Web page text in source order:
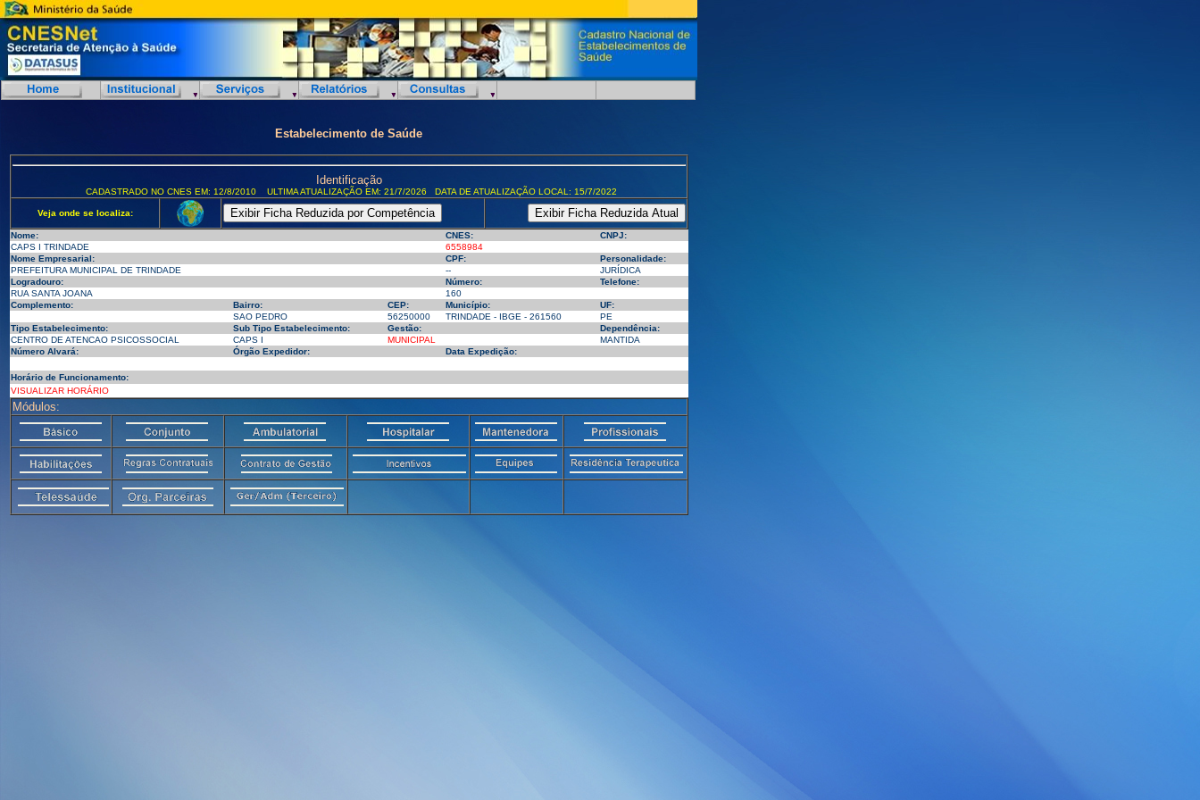
Estabelecimento de Saúde
Identificação
CADASTRADO NO CNES EM: 12/8/2010 ULTIMA ATUALIZAÇÃO EM: 21/7/2026 DATA DE ATUALIZAÇÃO LOCAL: 15/7/2022
Veja onde se localiza:
Nome: CNES:
CNPJ:
CAPS I TRINDADE
6558984
Nome Empresarial:
CPF:
Personalidade:
PREFEITURA MUNICIPAL DE TRINDADE
--
JURÍDICA
Logradouro:
Número:
Telefone:
RUA SANTA JOANA
160
Complemento:
Bairro: CEP: Município:
UF:
SAO PEDRO
56250000 TRINDADE - IBGE - 261560
PE
Tipo Estabelecimento:
Sub Tipo Estabelecimento: Gestão:
Dependência:
CENTRO DE ATENCAO PSICOSSOCIAL
CAPS I MUNICIPAL
MANTIDA
Número Alvará:
Órgão Expedidor: Data Expedição:
Horário de Funcionamento:
VISUALIZAR HORÁRIO
Módulos: